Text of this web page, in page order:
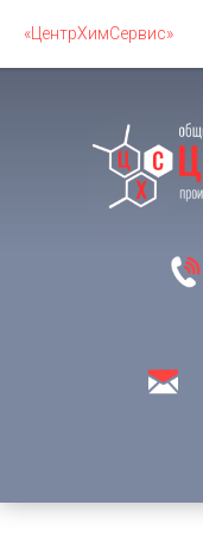
«ЦентрХимСервис»